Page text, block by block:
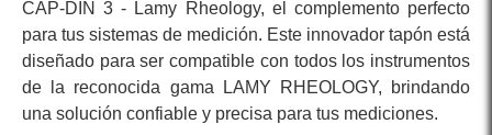
CAP-DIN 3 - Lamy Rheology, el complemento perfecto
para tus sistemas de medición. Este innovador tapón está
diseñado para ser compatible con todos los instrumentos
de la reconocida gama LAMY RHEOLOGY, brindando
una solución confiable y precisa para tus mediciones.